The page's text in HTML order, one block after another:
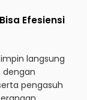
Efesiensi
langsung
dengan
pengasuh